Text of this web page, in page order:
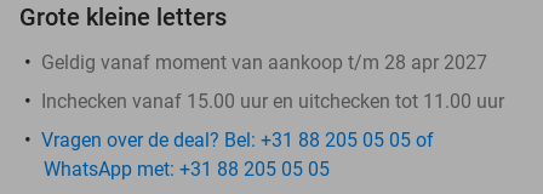
Grote kleine letters
Geldig vanaf moment van aankoop t/m 28 apr 2027
Inchecken vanaf 15.00 uur en uitchecken tot 11.00 uur
Vragen over de deal? Bel: +31 88 205 05 05 of
WhatsApp met: +31 88 205 05 05